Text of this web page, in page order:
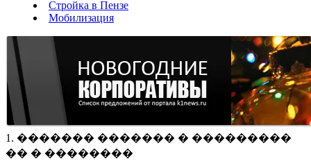
Стройка в Пензе
Мобилизация
1. ������� ������� � ���������
�� � ��������